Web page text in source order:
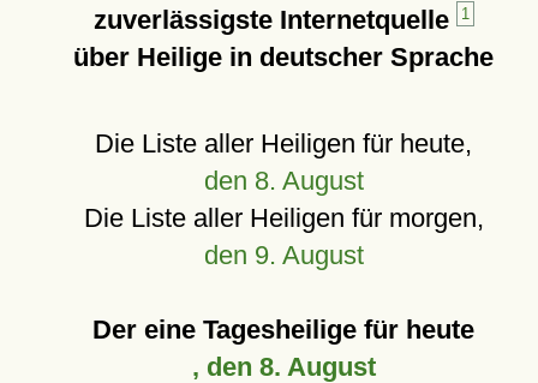
zuverlässigste Internetquelle
1
über Heilige in deutscher Sprache
Die Liste aller Heiligen für heute,
den 8. August
Die Liste aller Heiligen für morgen,
den 9. August
Der eine Tagesheilige für heute
, den 8. August